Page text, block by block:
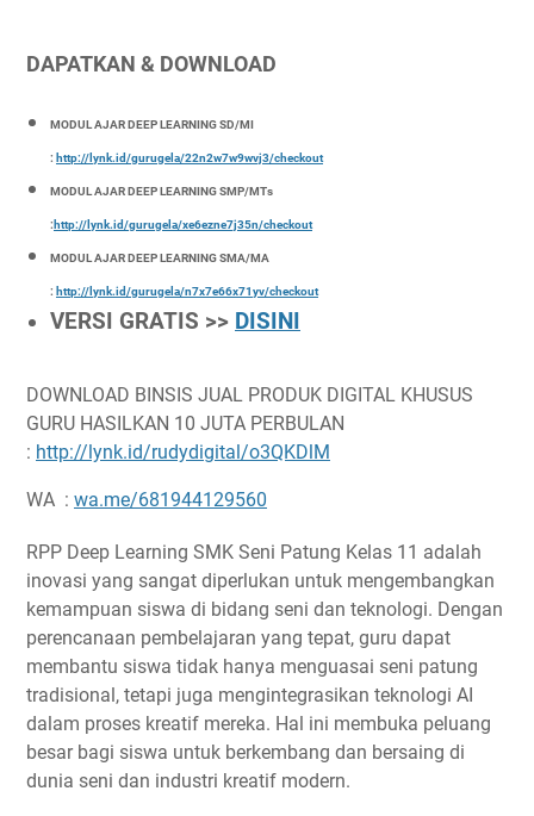
DAPATKAN & DOWNLOAD
MODUL AJAR DEEP LEARNING SD/MI
: http://lynk.id/gurugela/22n2w7w9wvj3/checkout
MODUL AJAR DEEP LEARNING SMP/MTs
: http://lynk.id/gurugela/xe6ezne7j35n/checkout
MODUL AJAR DEEP LEARNING SMA/MA
: http://lynk.id/gurugela/n7x7e66x71yv/checkout
VERSI GRATIS >> DISINI
DOWNLOAD BINSIS JUAL PRODUK DIGITAL KHUSUS
GURU HASILKAN 10 JUTA PERBULAN
: http://lynk.id/rudydigital/o3QKDlM
WA : wa.me/681944129560
RPP Deep Learning SMK Seni Patung Kelas 11 adalah
inovasi yang sangat diperlukan untuk mengembangkan
kemampuan siswa di bidang seni dan teknologi. Dengan
perencanaan pembelajaran yang tepat, guru dapat
membantu siswa tidak hanya menguasai seni patung
tradisional, tetapi juga mengintegrasikan teknologi AI
dalam proses kreatif mereka. Hal ini membuka peluang
besar bagi siswa untuk berkembang dan bersaing di
dunia seni dan industri kreatif modern.